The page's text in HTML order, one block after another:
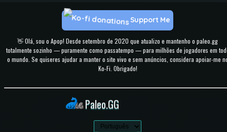
👋 Olá, sou o Apop! Desde setembro de 2020 que atualizo e mantenho o paleo.gg
totalmente sozinho — puramente como passatempo — para milhões de jogadores em
o mundo. Se quiseres ajudar a manter o site vivo e sem anúncios, considera apoiar-me
Ko-Fi. Obrigado!
Support Me
Paleo.GG